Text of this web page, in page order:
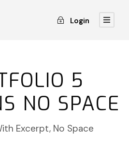
Login
5
NO SPACE
Excerpt, No Space